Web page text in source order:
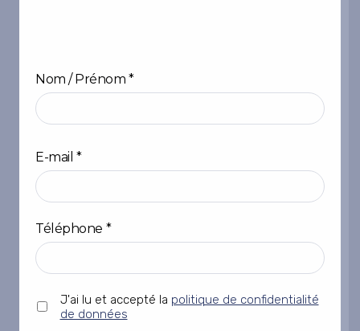
Nom / Prénom *
E-mail *
Téléphone *
Sans
titre
J'ai lu et accepté la politique de confidentialité
de données